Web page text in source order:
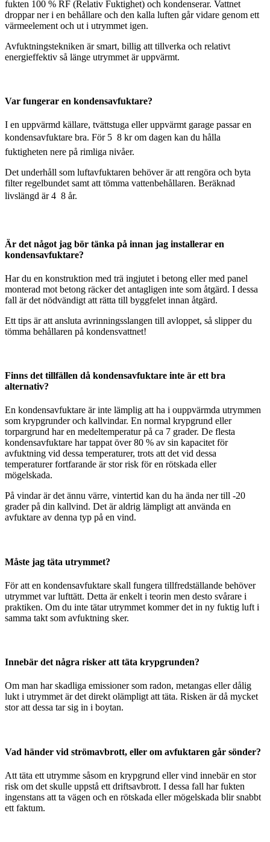
fukten 100 % RF (Relativ Fuktighet) och kondenserar. Vattnet
droppar ner i en behållare och den kalla luften går vidare genom ett
värmeelement och ut i utrymmet igen.
Avfuktningstekniken är smart, billig att tillverka och relativt
energieffektiv så länge utrymmet är uppvärmt.
Var fungerar en kondensavfuktare?
I en uppvärmd källare, tvättstuga eller uppvärmt garage passar en
kondensavfuktare bra. För 5  8 kr om dagen kan du hålla
fuktigheten nere på rimliga nivåer.
Det underhåll som luftavfuktaren behöver är att rengöra och byta
filter regelbundet samt att tömma vattenbehållaren. Beräknad
livslängd är 4  8 år.
Är det något jag bör tänka på innan jag installerar en
kondensavfuktare?
Har du en konstruktion med trä ingjutet i betong eller med panel
monterad mot betong räcker det antagligen inte som åtgärd. I dessa
fall är det nödvändigt att rätta till byggfelet innan åtgärd.
Ett tips är att ansluta avrinningsslangen till avloppet, så slipper du
tömma behållaren på kondensvattnet!
Finns det tillfällen då kondensavfuktare inte är ett bra
alternativ?
En kondensavfuktare är inte lämplig att ha i ouppvärmda utrymmen
som krypgrunder och kallvindar. En normal krypgrund eller
torpargrund har en medeltemperatur på ca 7 grader. De flesta
kondensavfuktare har tappat över 80 % av sin kapacitet för
avfuktning vid dessa temperaturer, trots att det vid dessa
temperaturer fortfarande är stor risk för en rötskada eller
mögelskada.
På vindar är det ännu värre, vintertid kan du ha ända ner till -20
grader på din kallvind. Det är aldrig lämpligt att använda en
avfuktare av denna typ på en vind.
Måste jag täta utrymmet?
För att en kondensavfuktare skall fungera tillfredställande behöver
utrymmet var lufttätt. Detta är enkelt i teorin men desto svårare i
praktiken. Om du inte tätar utrymmet kommer det in ny fuktig luft i
samma takt som avfuktning sker.
Innebär det några risker att täta krypgrunden?
Om man har skadliga emissioner som radon, metangas eller dålig
lukt i utrymmet är det direkt olämpligt att täta. Risken är då mycket
stor att dessa tar sig in i boytan.
Vad händer vid strömavbrott, eller om avfuktaren går sönder?
Att täta ett utrymme såsom en krypgrund eller vind innebär en stor
risk om det skulle uppstå ett driftsavbrott. I dessa fall har fukten
ingenstans att ta vägen och en rötskada eller mögelskada blir snabbt
ett faktum.